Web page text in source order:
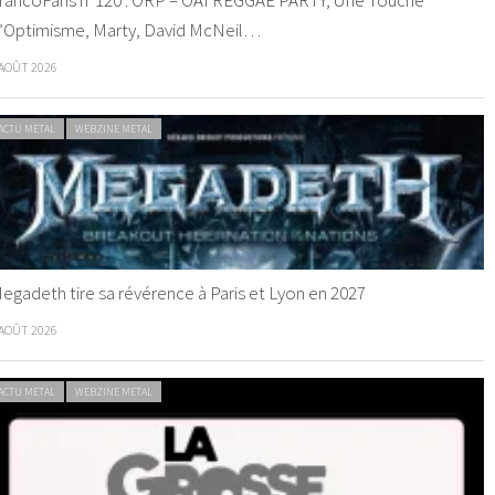
Marty, David McNeil…
2026
METAL WEBZINE METAL
tire sa révérence à Paris et Lyon en 2027
2026
METAL WEBZINE METAL